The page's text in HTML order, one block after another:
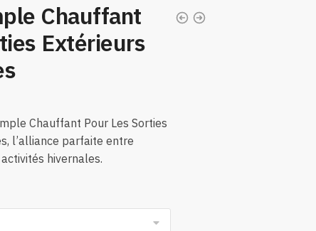
Chauffant
Extérieurs
Chauffant Pour Les Sorties
l’alliance parfaite entre
hivernales.